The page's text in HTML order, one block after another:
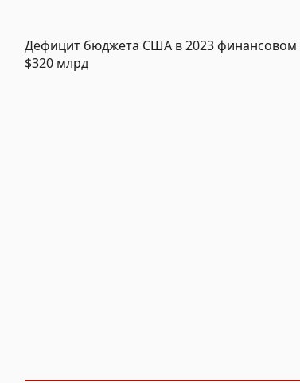
Дефицит бюджета США в 2023 финансовом
$320 млрд